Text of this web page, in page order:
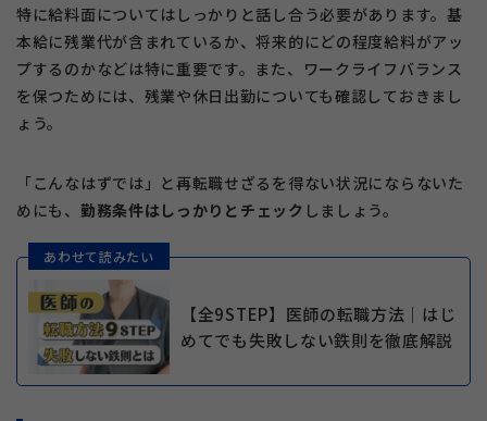
特に給料面についてはしっかりと話し合う必要があります。基
本給に残業代が含まれているか、将来的にどの程度給料がアッ
プするのかなどは特に重要です。また、ワークライフバランス
を保つためには、残業や休日出勤についても確認しておきまし
ょう。
「こんなはずでは」と再転職せざるを得ない状況にならないた
めにも、 勤務条件はしっかりとチェック しましょう。
あわせて読みたい
【全9STEP】医師の転職方法｜はじ
めてでも失敗しない鉄則を徹底解説